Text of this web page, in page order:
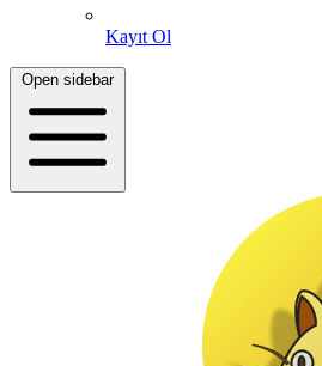
Kayıt Ol
Open sidebar